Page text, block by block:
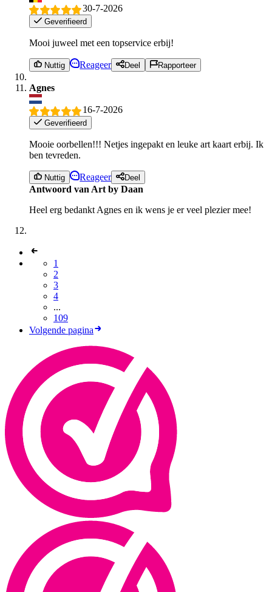
30-7-2026
Geverifieerd
Mooi juweel met een topservice erbij!
Nuttig Reageer Deel Rapporteer
Agnes
16-7-2026
Geverifieerd
Mooie oorbellen!!! Netjes ingepakt en leuke art kaart erbij. Ik
ben tevreden.
Nuttig Reageer Deel
Antwoord van Art by Daan
Heel erg bedankt Agnes en ik wens je er veel plezier mee!
1
2
3
4
...
109
Volgende pagina